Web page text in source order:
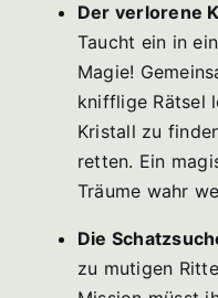
Der verlorene
Taucht ein in
Magie!
knifflige Rätsel
Kristall zu
retten. Ein
Träume wahr
Die
zu mutigen